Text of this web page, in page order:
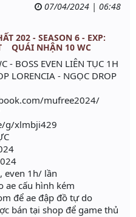
07/04/2024 | 06:48
202 - SEASON 6 - EXP:
QUÁI NHẬN 10 WC
BOSS EVEN LIÊN TỤC 1H
LORENCIA - NGỌC DROP
mufree2024/
g/xlmbji429
even 1h/ lần
ae cấu hình kém
để ae đập đồ tự do
bán tại shop để game thủ